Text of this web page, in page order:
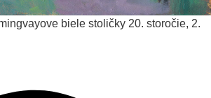
biele stoličky 20. storočie, 2.